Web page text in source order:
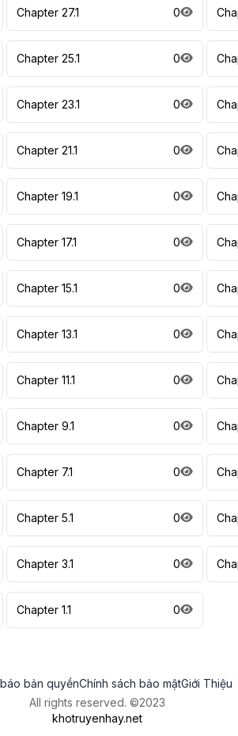
Chapter 27.1 0
Chapter 25.1 0
Chapter 23.1 0
Chapter 21.1 0
Chapter 19.1 0
Chapter 17.1 0
Chapter 15.1 0
Chapter 13.1 0
Chapter 11.1 0
Chapter 9.1 0
Chapter 7.1 0
Chapter 5.1 0
Chapter 3.1 0
Chapter 1.1 0
bản quyềnChính sách bảo mậtGiới Thiệu
All rights reserved. ©2023
khotruyenhay.net